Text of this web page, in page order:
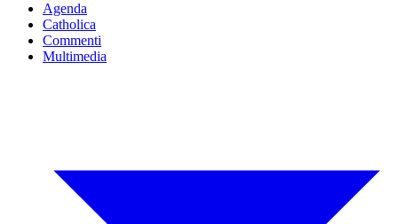
Agenda
Catholica
Commenti
Multimedia